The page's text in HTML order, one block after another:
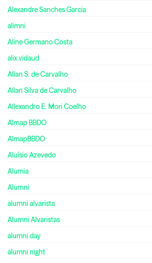
Alexandre Sanches Garcia
alimni
Aline Germano Costa
alix vidaud
Allan S. de Carvalho
Allan Silva de Carvalho
Allexandro E. Mori Coelho
Almap BBDO
AlmapBBDO
Aluísio Azevedo
Alumia
Alumni
alumni alvarista
Alumni Alvaristas
alumni day
alumni night